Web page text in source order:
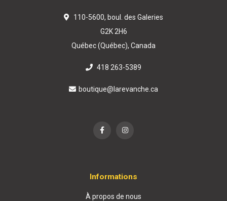
110-5600, boul. des Galeries
G2K 2H6
Québec (Québec), Canada
418 263-5389
boutique@larevanche.ca
Informations
À propos de nous